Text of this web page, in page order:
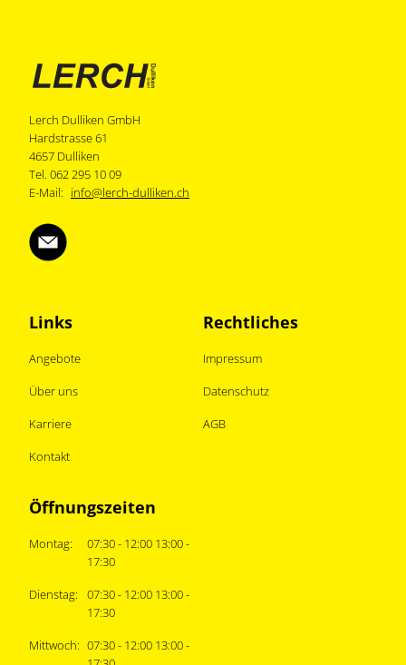
Lerch Dulliken GmbH
Hardstrasse 61
4657 Dulliken
Tel. 062 295 10 09
E-Mail: info@lerch-dulliken.ch
Links
Angebote
Über uns
Karriere
Kontakt
Rechtliches
Impressum
Datenschutz
AGB
Öffnungszeiten
Montag:
07:30 - 12:00 13:00 -
17:30
Dienstag:
07:30 - 12:00 13:00 -
17:30
Mittwoch: 07:30 - 12:00 13:00 -